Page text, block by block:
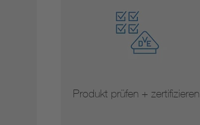
Produkt prüfen + zertifizieren